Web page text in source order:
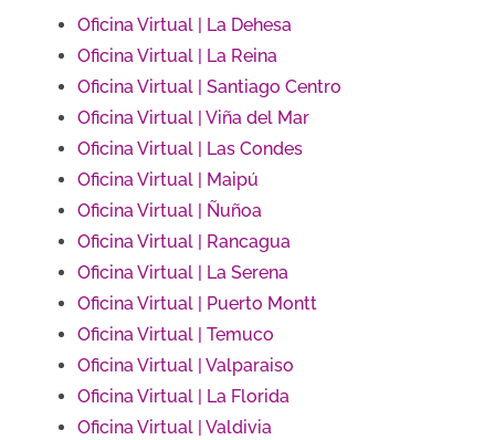
Oficina Virtual | La Dehesa
Oficina Virtual | La Reina
Oficina Virtual | Santiago Centro
Oficina Virtual | Viña del Mar
Oficina Virtual | Las Condes
Oficina Virtual | Maipú
Oficina Virtual | Ñuñoa
Oficina Virtual | Rancagua
Oficina Virtual | La Serena
Oficina Virtual | Puerto Montt
Oficina Virtual | Temuco
Oficina Virtual | Valparaiso
Oficina Virtual | La Florida
Oficina Virtual | Valdivia